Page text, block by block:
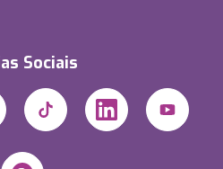
Sociais